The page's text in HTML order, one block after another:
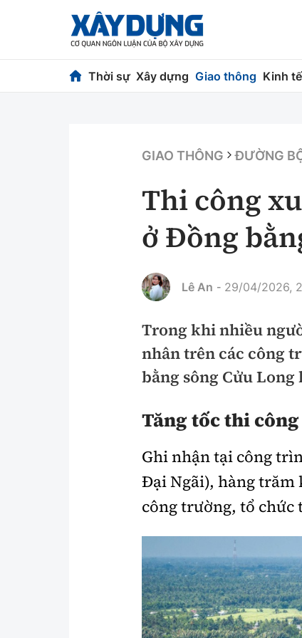
Thời sự Xây dựng Giao thông Kinh tế
Chuyện dọc đường
Chỉ đạo điều
Vật liệu xây
Giám định
An toàn
Giao thông
Văn hóa
Lái xe an
Chung tay vì
Chất lượng sống Văn hóa -
Văn hóa
GIAO THÔNG ĐƯỜNG
Thi công
ở Đồng
Lê An - 29/04/2026,
Trong khi nhiều
nhân trên các công
bằng sông Cửu
Tăng tốc thi
Ghi nhận tại công
Đại Ngãi), hàng trăm
công trường, tổ chức